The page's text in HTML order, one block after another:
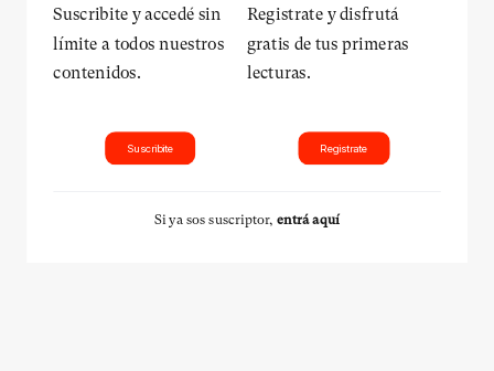
Suscribite y accedé sin
límite a todos nuestros
contenidos.
Suscribite
Registrate y disfrutá
gratis de tus primeras
lecturas.
Registrate
Si ya sos suscriptor, entrá aquí